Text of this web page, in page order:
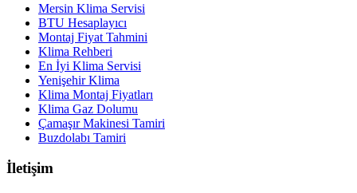
Mersin Klima Servisi
BTU Hesaplayıcı
Montaj Fiyat Tahmini
Klima Rehberi
En İyi Klima Servisi
Yenişehir Klima
Klima Montaj Fiyatları
Klima Gaz Dolumu
Çamaşır Makinesi Tamiri
Buzdolabı Tamiri
İletişim